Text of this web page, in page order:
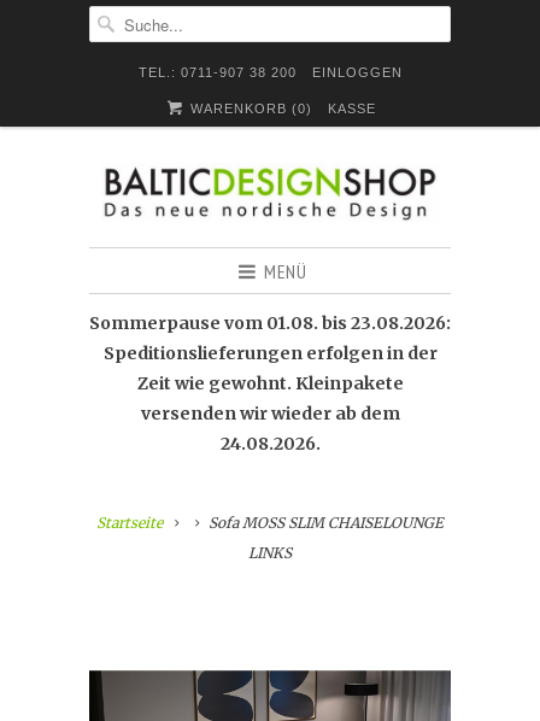
TEL.: 0711-907 38 200 EINLOGGEN
WARENKORB (0) KASSE
MENÜ
Sommerpause vom 01.08. bis 23.08.2026:
Speditionslieferungen erfolgen in der
Zeit wie gewohnt. Kleinpakete
versenden wir wieder ab dem
24.08.2026.
Startseite
Sofa MOSS SLIM CHAISELOUNGE
LINKS